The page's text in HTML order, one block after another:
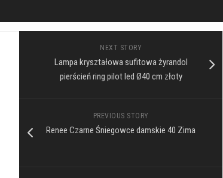
NEXT STORY
Lampa kryształowa sufitowa żyrandol
pierścień ring pilot led Ø40 cm złoty
PREVIOUS STORY
Renee Czarne Śniegowce damskie 40 Zima